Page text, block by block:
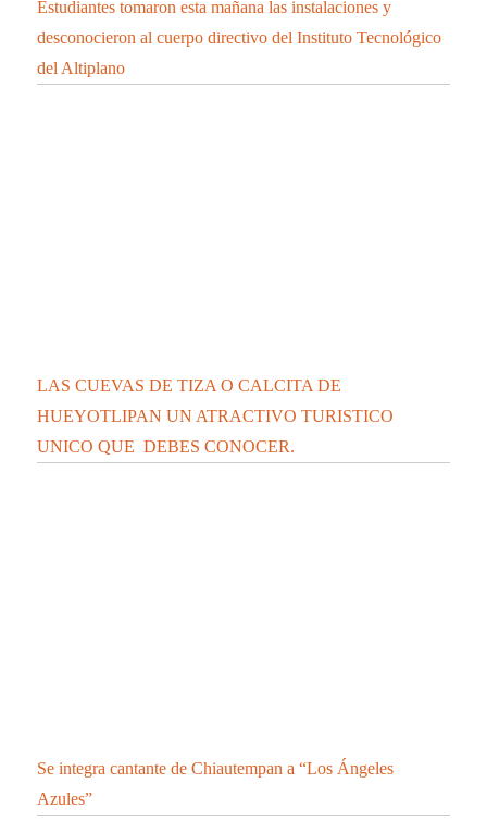
Estudiantes tomaron esta mañana las instalaciones y
desconocieron al cuerpo directivo del Instituto Tecnológico
del Altiplano
LAS CUEVAS DE TIZA O CALCITA DE
HUEYOTLIPAN UN ATRACTIVO TURISTICO
UNICO QUE DEBES CONOCER.
Se integra cantante de Chiautempan a “Los Ángeles
Azules”